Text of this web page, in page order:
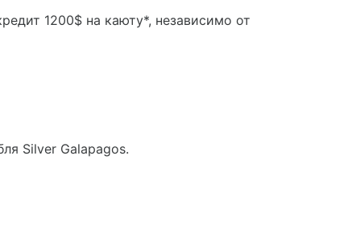
1200$ на каюту*, независимо от
Silver Galapagos.